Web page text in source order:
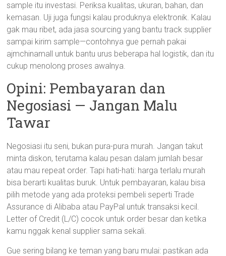
sample itu investasi. Periksa kualitas, ukuran, bahan, dan
kemasan. Uji juga fungsi kalau produknya elektronik. Kalau
gak mau ribet, ada jasa sourcing yang bantu track supplier
sampai kirim sample—contohnya gue pernah pakai
ajmchinamall untuk bantu urus beberapa hal logistik, dan itu
cukup menolong proses awalnya.
Opini: Pembayaran dan
Negosiasi — Jangan Malu
Tawar
Negosiasi itu seni, bukan pura-pura murah. Jangan takut
minta diskon, terutama kalau pesan dalam jumlah besar
atau mau repeat order. Tapi hati-hati: harga terlalu murah
bisa berarti kualitas buruk. Untuk pembayaran, kalau bisa
pilih metode yang ada proteksi pembeli seperti Trade
Assurance di Alibaba atau PayPal untuk transaksi kecil.
Letter of Credit (L/C) cocok untuk order besar dan ketika
kamu nggak kenal supplier sama sekali.
Gue sering bilang ke teman yang baru mulai: pastikan ada